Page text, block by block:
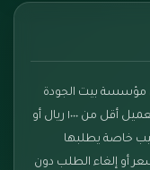
مؤسسة بيت الجودة
التعديل في السعر في الموقع إذا كان طلب العميل أقل من ١٠٠٠ ريال أو
خاصة يطلبها
أو إلغاء الطلب دون